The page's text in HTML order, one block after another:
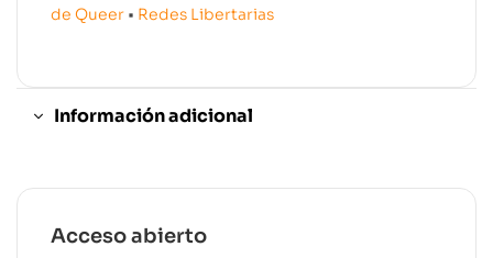
de Queer • Redes Libertarias
Información adicional
Acceso abierto